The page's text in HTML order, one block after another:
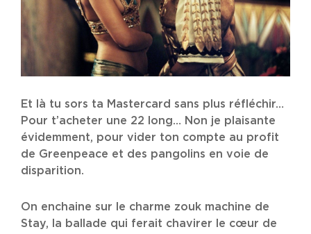
Et là tu sors ta Mastercard sans plus réfléchir…
Pour t’acheter une 22 long… Non je plaisante
évidemment, pour vider ton compte au profit
de Greenpeace et des pangolins en voie de
disparition.
On enchaine sur le charme zouk machine de
Stay, la ballade qui ferait chavirer le cœur de